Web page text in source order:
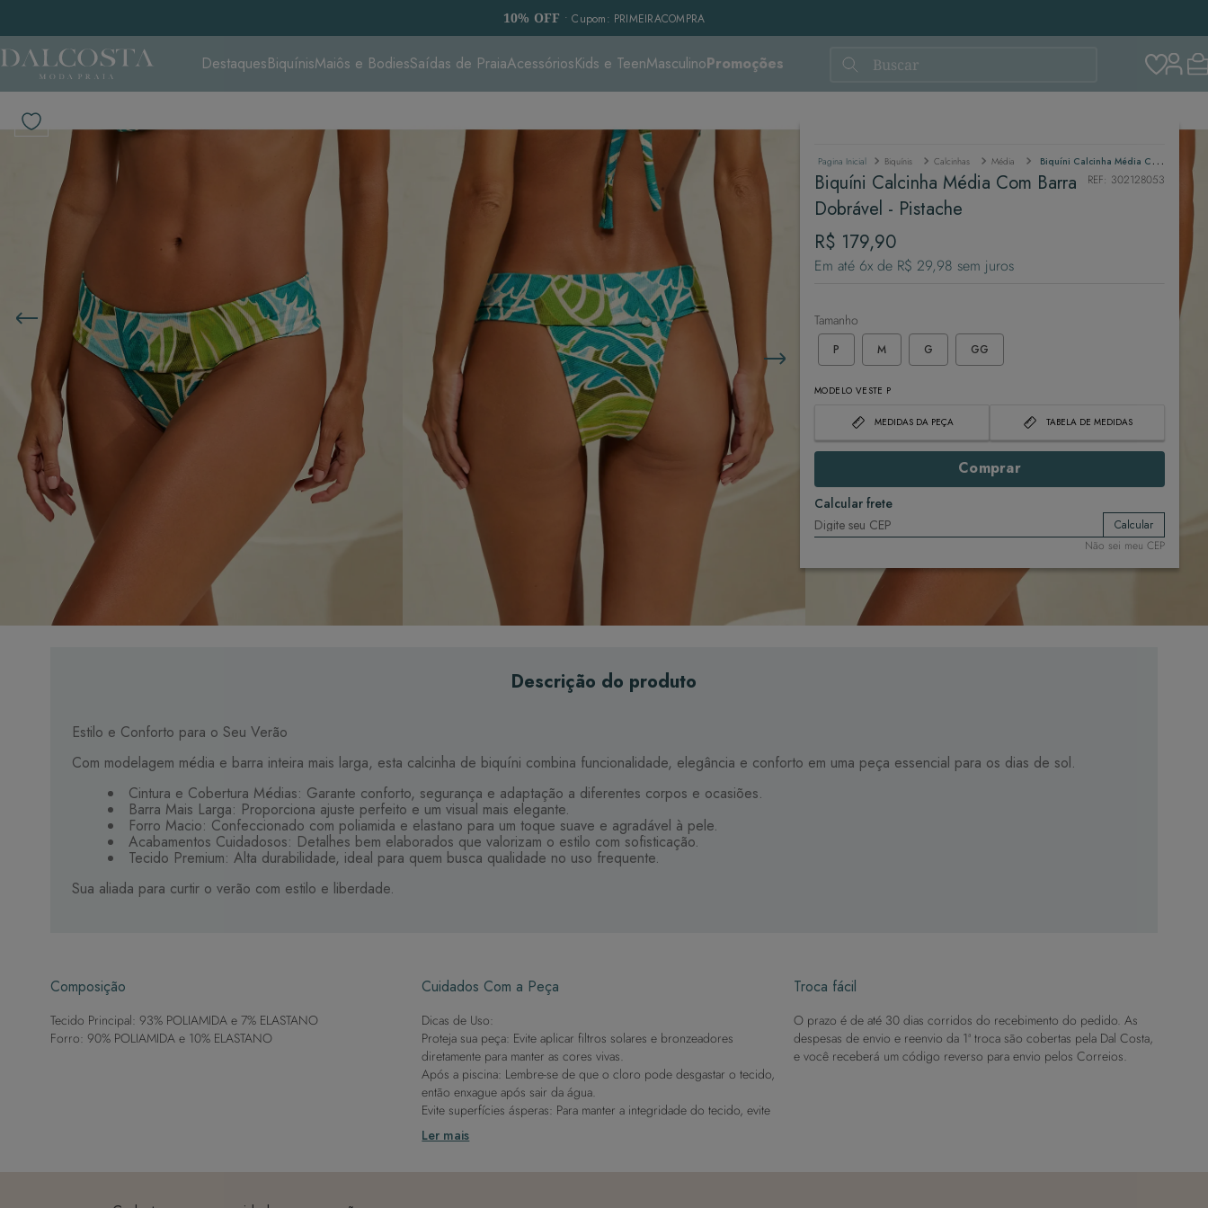
10% OFF • Cupom: PRIMEIRACOMPRA
DestaquesBiquínisMaiôs e BodiesSaídas de PraiaAcessóriosKids e TeenMasculinoPromoções Buscar
Biquínis Calcinhas Média Biquíni Calcinha Média Com Barra Dobrável - Pistache
Biquíni Calcinha Média Com Barra
Dobrável - Pistache
R$ 179,90
Em até 6x de R$ 29,98 sem juros
REF: 302128053
Tamanho
P M G GG
MODELO VESTE P
MEDIDAS DA PEÇA TABELA DE MEDIDAS
Comprar
Calcular frete
Calcular
Não sei meu CEP
Descrição do produto
Estilo e Conforto para o Seu Verão
Com modelagem média e barra inteira mais larga, esta calcinha de biquíni combina funcionalidade, elegância e conforto em uma peça essencial para os dias de sol.
Cintura e Cobertura Médias: Garante conforto, segurança e adaptação a diferentes corpos e ocasiões.
Barra Mais Larga: Proporciona ajuste perfeito e um visual mais elegante.
Forro Macio: Confeccionado com poliamida e elastano para um toque suave e agradável à pele.
Acabamentos Cuidadosos: Detalhes bem elaborados que valorizam o estilo com sofisticação.
Tecido Premium: Alta durabilidade, ideal para quem busca qualidade no uso frequente.
Sua aliada para curtir o verão com estilo e liberdade.
Composição
Tecido Principal: 93% POLIAMIDA e 7% ELASTANO
Forro: 90% POLIAMIDA e 10% ELASTANO
Cuidados Com a Peça
Dicas de Uso:
Proteja sua peça: Evite aplicar filtros solares e bronzeadores
diretamente para manter as cores vivas.
Após a piscina: Lembre-se de que o cloro pode desgastar o tecido,
então enxague após sair da água.
Evite superfícies ásperas: Para manter a integridade do tecido, evite
contato com superfícies rugosas.
Ler mais
Troca fácil
O prazo é de até 30 dias corridos do recebimento do pedido. As
despesas de envio e reenvio da 1ª troca são cobertas pela Dal Costa,
e você receberá um código reverso para envio pelos Correios.